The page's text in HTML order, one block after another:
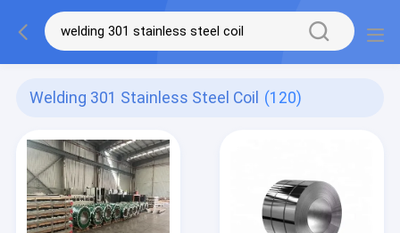
Welding 301 Stainless Steel Coil (120)